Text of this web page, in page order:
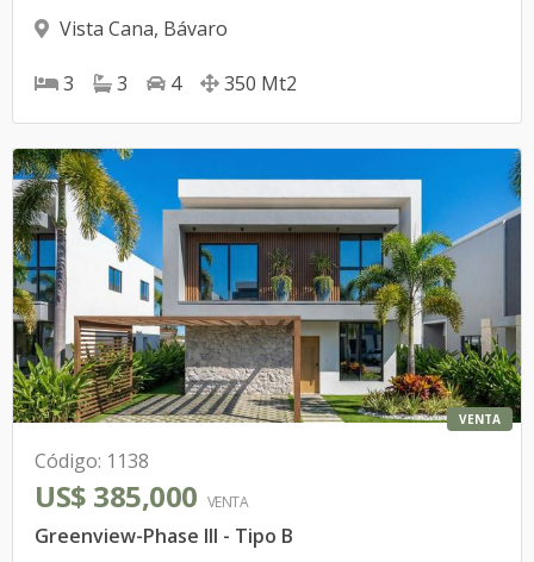
Vista Cana, Bávaro
3 3 4 350 Mt2
VENTA
Código: 1138
US$ 385,000 VENTA
Greenview-Phase III - Tipo B